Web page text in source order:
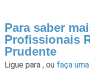
Para saber
Profissionais
Prudente
Ligue para , ou faça